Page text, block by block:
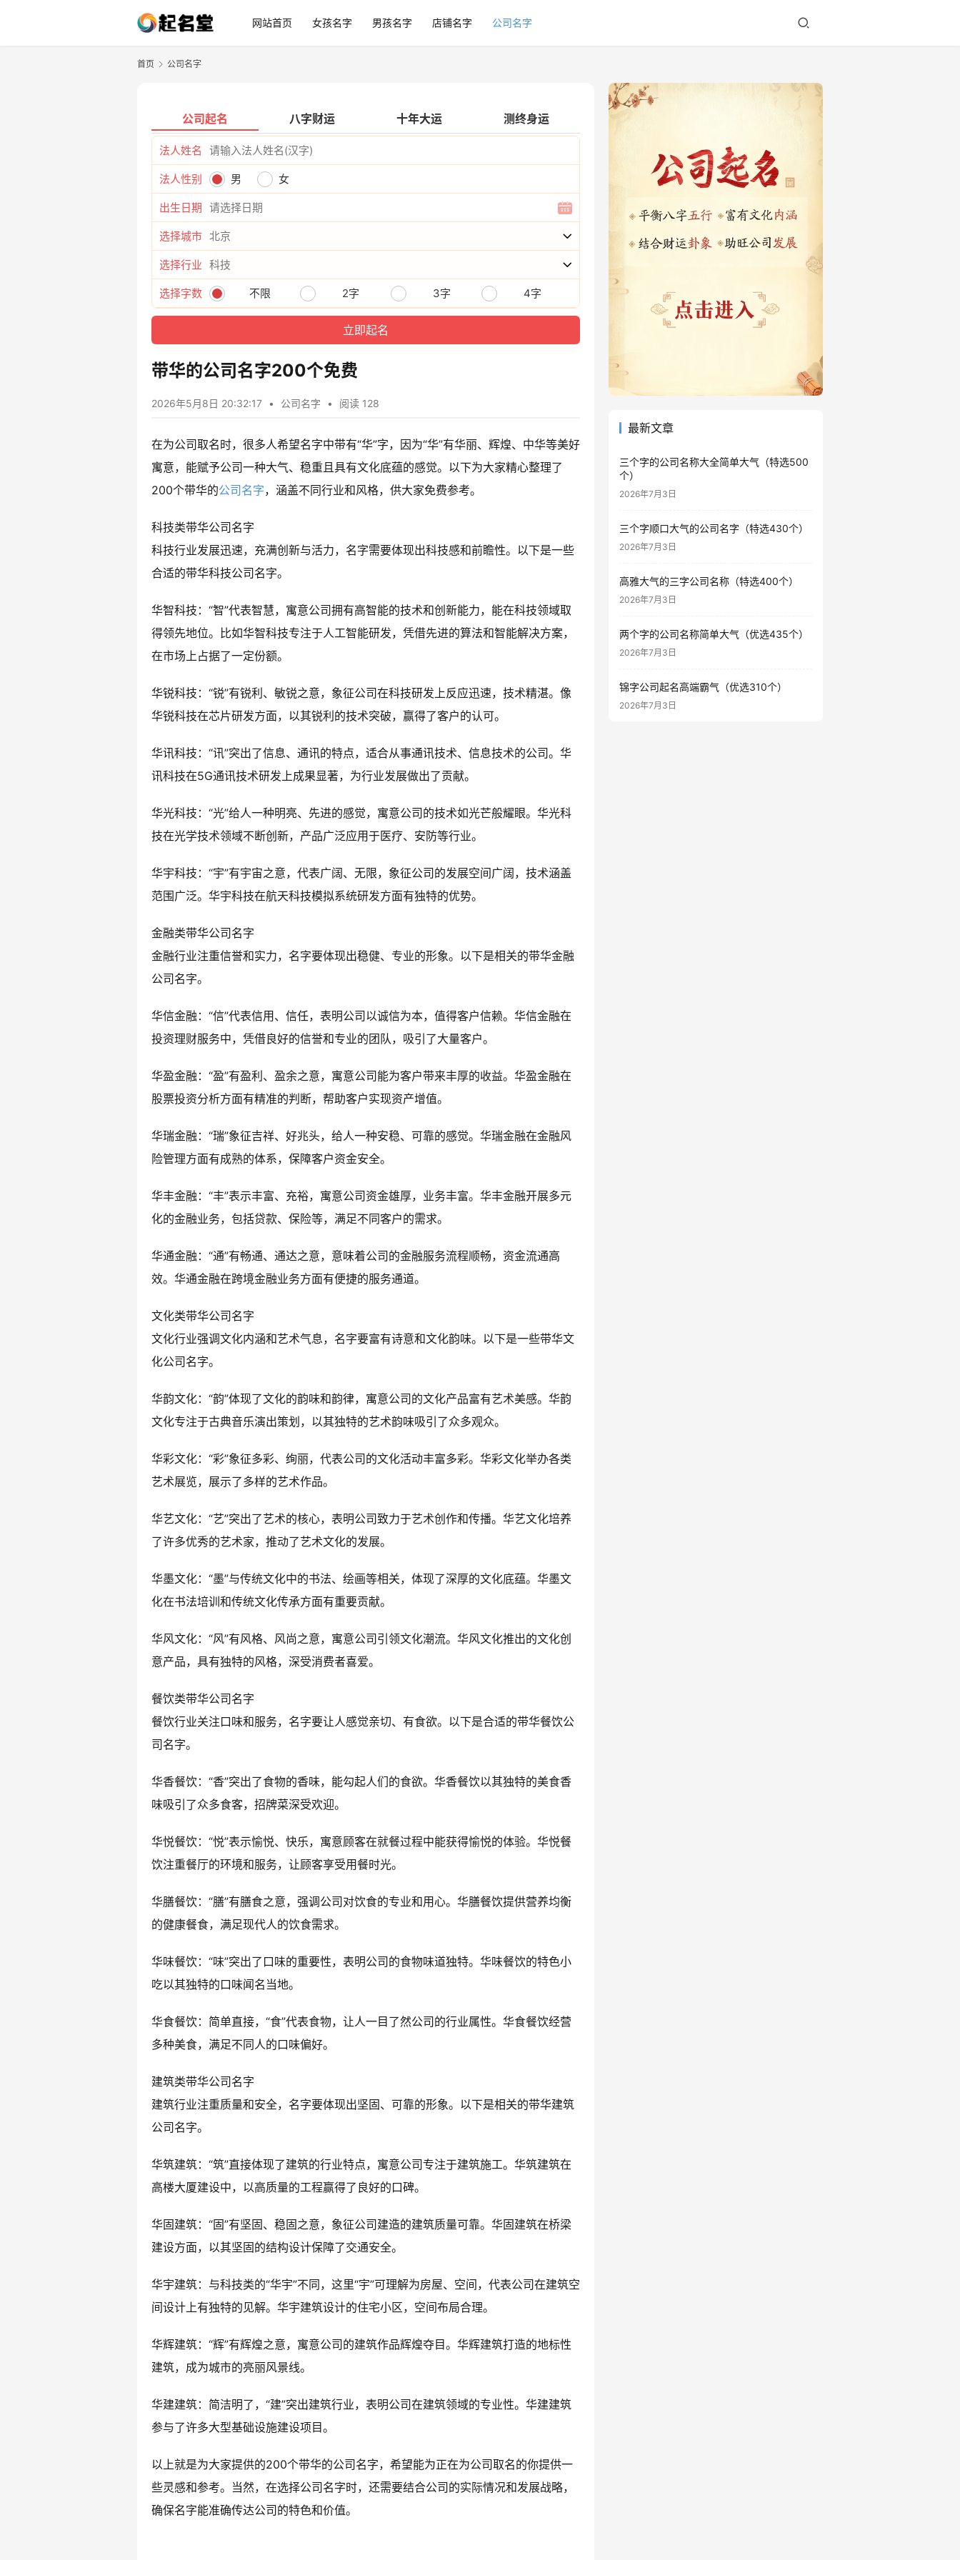
网站首页 女孩名字 男孩名字 店铺名字 公司名字
首页 公司名字
公司起名 八字财运 十年大运 测终身运
法人姓名
法人性别 男 女
出生日期
选择城市
选择行业
选择字数 不限 2字 3字 4字
带华的公司名字200个免费
2026年5月8日 20:32:17 • 公司名字 • 阅读 128
在为公司取名时，很多人希望名字中带有“华”字，因为“华”有华丽、辉煌、中华等美好
寓意，能赋予公司一种大气、稳重且具有文化底蕴的感觉。以下为大家精心整理了
200个带华的公司名字，涵盖不同行业和风格，供大家免费参考。
科技类带华公司名字
科技行业发展迅速，充满创新与活力，名字需要体现出科技感和前瞻性。以下是一些
合适的带华科技公司名字。
华智科技：“智”代表智慧，寓意公司拥有高智能的技术和创新能力，能在科技领域取
得领先地位。比如华智科技专注于人工智能研发，凭借先进的算法和智能解决方案，
在市场上占据了一定份额。
华锐科技：“锐”有锐利、敏锐之意，象征公司在科技研发上反应迅速，技术精湛。像
华锐科技在芯片研发方面，以其锐利的技术突破，赢得了客户的认可。
华讯科技：“讯”突出了信息、通讯的特点，适合从事通讯技术、信息技术的公司。华
讯科技在5G通讯技术研发上成果显著，为行业发展做出了贡献。
华光科技：“光”给人一种明亮、先进的感觉，寓意公司的技术如光芒般耀眼。华光科
技在光学技术领域不断创新，产品广泛应用于医疗、安防等行业。
华宇科技：“宇”有宇宙之意，代表广阔、无限，象征公司的发展空间广阔，技术涵盖
范围广泛。华宇科技在航天科技模拟系统研发方面有独特的优势。
金融类带华公司名字
金融行业注重信誉和实力，名字要体现出稳健、专业的形象。以下是相关的带华金融
公司名字。
华信金融：“信”代表信用、信任，表明公司以诚信为本，值得客户信赖。华信金融在
投资理财服务中，凭借良好的信誉和专业的团队，吸引了大量客户。
华盈金融：“盈”有盈利、盈余之意，寓意公司能为客户带来丰厚的收益。华盈金融在
股票投资分析方面有精准的判断，帮助客户实现资产增值。
华瑞金融：“瑞”象征吉祥、好兆头，给人一种安稳、可靠的感觉。华瑞金融在金融风
险管理方面有成熟的体系，保障客户资金安全。
华丰金融：“丰”表示丰富、充裕，寓意公司资金雄厚，业务丰富。华丰金融开展多元
化的金融业务，包括贷款、保险等，满足不同客户的需求。
华通金融：“通”有畅通、通达之意，意味着公司的金融服务流程顺畅，资金流通高
效。华通金融在跨境金融业务方面有便捷的服务通道。
文化类带华公司名字
文化行业强调文化内涵和艺术气息，名字要富有诗意和文化韵味。以下是一些带华文
化公司名字。
华韵文化：“韵”体现了文化的韵味和韵律，寓意公司的文化产品富有艺术美感。华韵
文化专注于古典音乐演出策划，以其独特的艺术韵味吸引了众多观众。
华彩文化：“彩”象征多彩、绚丽，代表公司的文化活动丰富多彩。华彩文化举办各类
艺术展览，展示了多样的艺术作品。
华艺文化：“艺”突出了艺术的核心，表明公司致力于艺术创作和传播。华艺文化培养
了许多优秀的艺术家，推动了艺术文化的发展。
华墨文化：“墨”与传统文化中的书法、绘画等相关，体现了深厚的文化底蕴。华墨文
化在书法培训和传统文化传承方面有重要贡献。
华风文化：“风”有风格、风尚之意，寓意公司引领文化潮流。华风文化推出的文化创
意产品，具有独特的风格，深受消费者喜爱。
餐饮类带华公司名字
餐饮行业关注口味和服务，名字要让人感觉亲切、有食欲。以下是合适的带华餐饮公
司名字。
华香餐饮：“香”突出了食物的香味，能勾起人们的食欲。华香餐饮以其独特的美食香
味吸引了众多食客，招牌菜深受欢迎。
华悦餐饮：“悦”表示愉悦、快乐，寓意顾客在就餐过程中能获得愉悦的体验。华悦餐
饮注重餐厅的环境和服务，让顾客享受用餐时光。
华膳餐饮：“膳”有膳食之意，强调公司对饮食的专业和用心。华膳餐饮提供营养均衡
的健康餐食，满足现代人的饮食需求。
华味餐饮：“味”突出了口味的重要性，表明公司的食物味道独特。华味餐饮的特色小
吃以其独特的口味闻名当地。
华食餐饮：简单直接，“食”代表食物，让人一目了然公司的行业属性。华食餐饮经营
多种美食，满足不同人的口味偏好。
建筑类带华公司名字
建筑行业注重质量和安全，名字要体现出坚固、可靠的形象。以下是相关的带华建筑
公司名字。
华筑建筑：“筑”直接体现了建筑的行业特点，寓意公司专注于建筑施工。华筑建筑在
高楼大厦建设中，以高质量的工程赢得了良好的口碑。
华固建筑：“固”有坚固、稳固之意，象征公司建造的建筑质量可靠。华固建筑在桥梁
建设方面，以其坚固的结构设计保障了交通安全。
华宇建筑：与科技类的“华宇”不同，这里“宇”可理解为房屋、空间，代表公司在建筑空
间设计上有独特的见解。华宇建筑设计的住宅小区，空间布局合理。
华辉建筑：“辉”有辉煌之意，寓意公司的建筑作品辉煌夺目。华辉建筑打造的地标性
建筑，成为城市的亮丽风景线。
华建建筑：简洁明了，“建”突出建筑行业，表明公司在建筑领域的专业性。华建建筑
参与了许多大型基础设施建设项目。
以上就是为大家提供的200个带华的公司名字，希望能为正在为公司取名的你提供一
些灵感和参考。当然，在选择公司名字时，还需要结合公司的实际情况和发展战略，
确保名字能准确传达公司的特色和价值。
最新文章
三个字的公司名称大全简单大气（特选500
个）
2026年7月3日
三个字顺口大气的公司名字（特选430个）
2026年7月3日
高雅大气的三字公司名称（特选400个）
2026年7月3日
两个字的公司名称简单大气（优选435个）
2026年7月3日
锦字公司起名高端霸气（优选310个）
2026年7月3日